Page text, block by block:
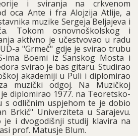
i sviranja na crkvenom
oca Ante i fra Alojzija Atlije, a
muzike Sergeja Beljajeva i
Tokom osnovnoškolskog i
aktivno je učestvovao u radu
a "Grmeč" gdje je svirao trubu
ima Boemi iz Sanskog Mosta i
svirao je bas gitaru. Studirao
akademiji u Puli i diplomirao
muzički odgoj. Na Muzičkoj
diplomirao 1977. na Teoretsko-
s odličnim uspjehom te je dobio
Brkić" Univerziteta u Sarajevu.
je i dvogodišnji studij klavira na
prof. Matusje Blum.